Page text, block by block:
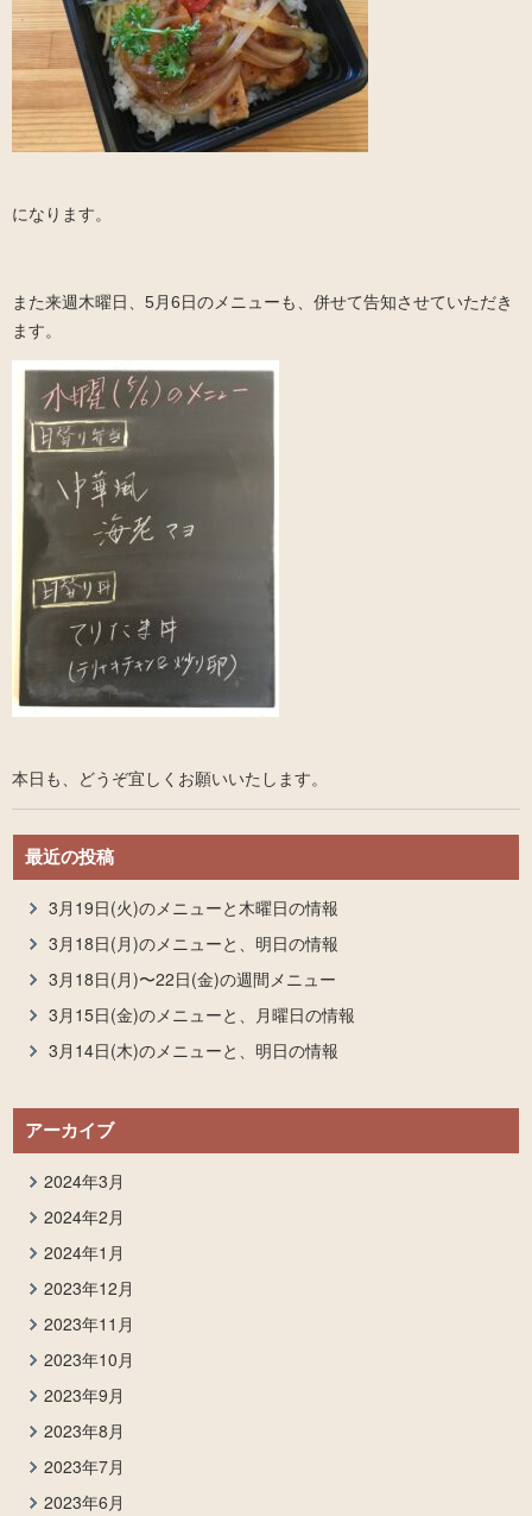
になります。
また来週木曜日、5月6日のメニューも、併せて告知させていただき
ます。
本日も、どうぞ宜しくお願いいたします。
最近の投稿
3月19日(火)のメニューと木曜日の情報
3月18日(月)のメニューと、明日の情報
3月18日(月)〜22日(金)の週間メニュー
3月15日(金)のメニューと、月曜日の情報
3月14日(木)のメニューと、明日の情報
アーカイブ
2024年3月
2024年2月
2024年1月
2023年12月
2023年11月
2023年10月
2023年9月
2023年8月
2023年7月
2023年6月